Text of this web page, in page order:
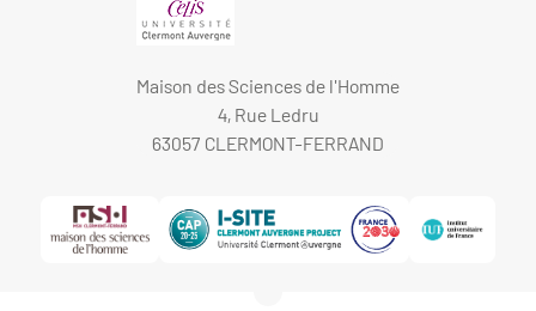
Maison des Sciences de l'Homme
4, Rue Ledru
63057 CLERMONT-FERRAND